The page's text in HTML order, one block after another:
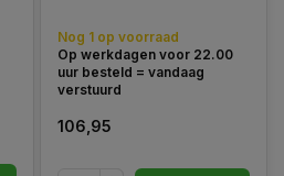
Nog 1 op voorraad
Op werkdagen voor 22.00
uur besteld = vandaag
verstuurd
106,95